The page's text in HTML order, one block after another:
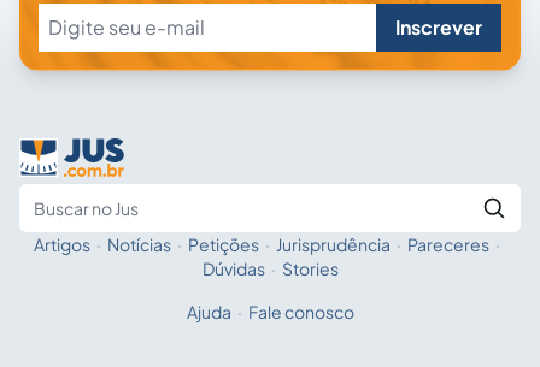
Inscrever
Fale com a IA
Artigos · Notícias · Petições · Jurisprudência · Pareceres ·
Dúvidas · Stories
Ajuda · Fale conosco